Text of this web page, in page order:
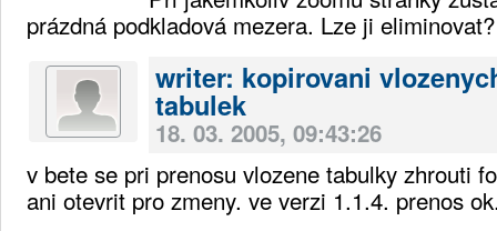
prázdná podkladová mezera. Lze ji
writer: kopirovani
tabulek
18. 03. 2005, 09:43:26
v bete se pri prenosu vlozene tabulky zhrouti
ani otevrit pro zmeny. ve verzi 1.1.4. prenos